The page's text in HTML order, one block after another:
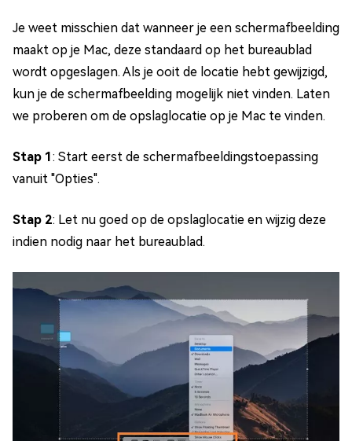
Je weet misschien dat wanneer je een schermafbeelding
maakt op je Mac, deze standaard op het bureaublad
wordt opgeslagen. Als je ooit de locatie hebt gewijzigd,
kun je de schermafbeelding mogelijk niet vinden. Laten
we proberen om de opslaglocatie op je Mac te vinden.
Stap 1 : Start eerst de schermafbeeldingstoepassing
vanuit "Opties".
Stap 2: Let nu goed op de opslaglocatie en wijzig deze
indien nodig naar het bureaublad.